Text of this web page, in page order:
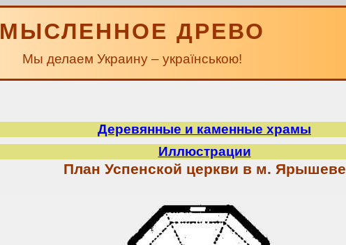
МЫСЛЕННОЕ ДРЕВО
Мы делаем Украину – українською!
Деревянные и каменные храмы
Иллюстрации
План Успенской церкви в м. Ярышеве